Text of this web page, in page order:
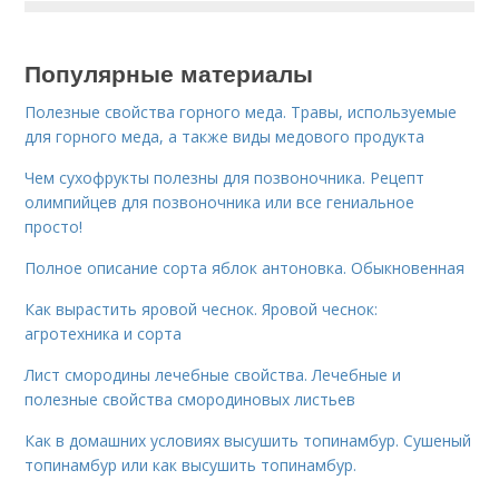
Популярные материалы
Полезные свойства горного меда. Травы, используемые
для горного меда, а также виды медового продукта
Чем сухофрукты полезны для позвоночника. Рецепт
олимпийцев для позвоночника или все гениальное
просто!
Полное описание сорта яблок антоновка. Обыкновенная
Как вырастить яровой чеснок. Яровой чеснок:
агротехника и сорта
Лист смородины лечебные свойства. Лечебные и
полезные свойства смородиновых листьев
Как в домашних условиях высушить топинамбур. Сушеный
топинамбур или как высушить топинамбур.